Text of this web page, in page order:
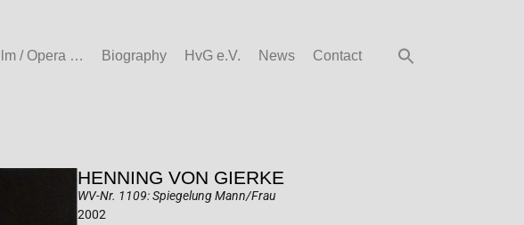
/ Opera … Biography HvG e.V. News Contact
HENNING VON GIERKE
WV-Nr. 1109: Spiegelung Mann/Frau
2002